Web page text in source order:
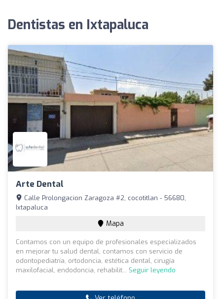
Dentistas en Ixtapaluca
Arte Dental
Calle Prolongacion Zaragoza #2, cocotitlan - 56680,
Ixtapaluca
Mapa
Contamos con un equipo de profesionales especializados
en mejorar tu salud dental, contamos con servicio de
odontopediatría, ortodoncia, estética dental, cirugía
maxilofacial, endodoncia, rehabilit... Seguir leyendo